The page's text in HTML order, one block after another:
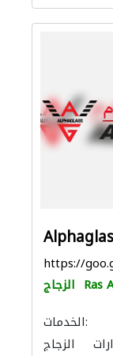
الزجاج Ras
الخدمات:
الزجاج